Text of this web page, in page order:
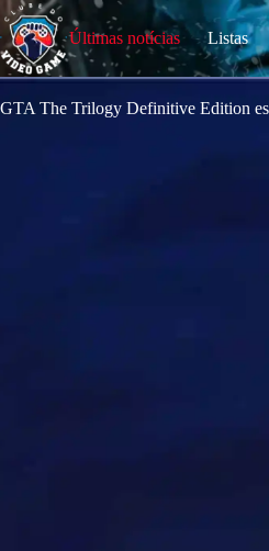
k
i
p
o
Últimas notícias Listas
GTA The Trilogy Definitive Edition